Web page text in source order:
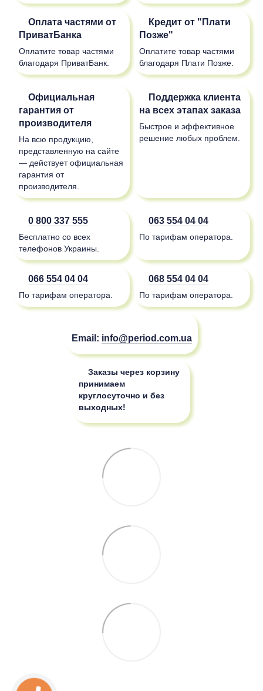
Оплата частями от
ПриватБанка
Оплатите товар частями
благодаря ПриватБанк.
Кредит от "Плати
Позже"
Оплатите товар частями
благодаря Плати Позже.
Официальная
гарантия от
производителя
На всю продукцию,
представленную на сайте
— действует официальная
гарантия от
производителя.
Поддержка клиента
на всех этапах заказа
Быстрое и эффективное
решение любых проблем.
0 800 337 555
Бесплатно со всех
телефонов Украины.
063 554 04 04
По тарифам оператора.
066 554 04 04
По тарифам оператора.
068 554 04 04
По тарифам оператора.
Email: info@period.com.ua
Заказы через корзину
принимаем
круглосуточно и без
выходных!